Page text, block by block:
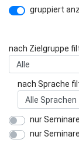
gruppiert
nach Zielgruppe
nach Sprache
nur
nur